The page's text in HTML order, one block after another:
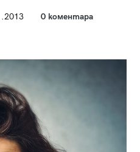
0 коментара